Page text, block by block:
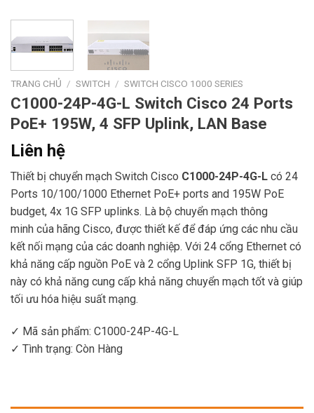
TRANG CHỦ / SWITCH / SWITCH CISCO 1000 SERIES
C1000-24P-4G-L Switch Cisco 24 Ports
PoE+ 195W, 4 SFP Uplink, LAN Base
Liên hệ
Thiết bị chuyển mạch Switch Cisco C1000-24P-4G-L có 24
Ports 10/100/1000 Ethernet PoE+ ports and 195W PoE
budget, 4x 1G SFP uplinks. Là bộ chuyển mạch thông
minh của hãng Cisco, được thiết kế để đáp ứng các nhu cầu
kết nối mạng của các doanh nghiệp. Với 24 cổng Ethernet có
khả năng cấp nguồn PoE và 2 cổng Uplink SFP 1G, thiết bị
này có khả năng cung cấp khả năng chuyển mạch tốt và giúp
tối ưu hóa hiệu suất mạng.
✓ Mã sản phẩm: C1000-24P-4G-L
✓ Tình trạng: Còn Hàng